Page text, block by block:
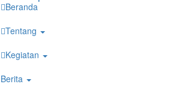
Beranda
Tentang
Kegiatan
Berita